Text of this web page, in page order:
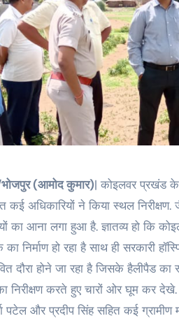
भोजपुर (आमोद कुमार)| कोइलवर प्रखंड के
कई अधिकारियों ने किया स्थल
का आना लगा हुआ है. ज्ञातव्य हो कि
का निर्माण हो रहा है साथ ही सरकारी
दौरा होने जा रहा है जिसके हैलीपैड का
निरीक्षण करते हुए चारों ओर घूम कर
पटेल और प्रदीप सिंह सहित कई